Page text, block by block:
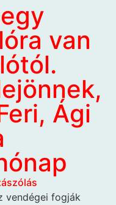
van
Ági
vendégei fogják